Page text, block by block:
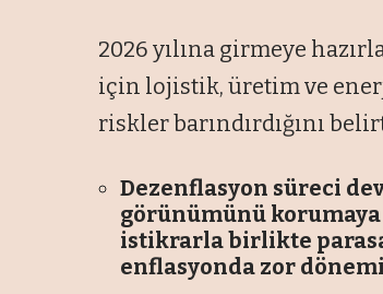
2026 yılına girmeye
için lojistik, üretim ve
riskler barındırdığını
Dezenflasyon süreci
görünümünü korumaya
istikrarla birlikte
enflasyonda zor